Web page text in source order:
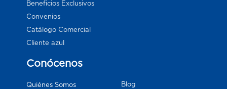
Beneficios Exclusivos
Convenios
Catálogo Comercial
Cliente azul
Conócenos
Quiénes Somos
Blog